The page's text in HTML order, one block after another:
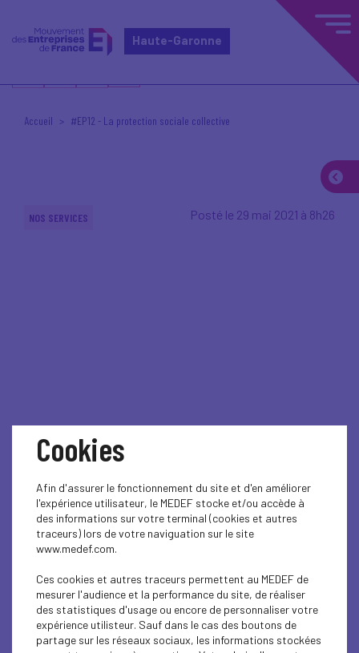
Haute-Garonne
Accueil #EP12 - La protection sociale collective
NOS SERVICES Posté le 29 mai 2021 à 8h26
#EP12 - La protection
sociale collective
Cette semaine dans le podcast des Petits Cailloux,
enregistré dans les studios Elixir, nous aborderons le
thème de la protection sociale collective.
Et plus particulièrement comment appréhender la
Cookies
Afin d'assurer le fonctionnement du site et d'en améliorer
l'expérience utilisateur, le MEDEF stocke et/ou accède à
des informations sur votre terminal (cookies et autres
traceurs) lors de votre naviguation sur le site
www.medef.com.
Ces cookies et autres traceurs permettent au MEDEF de
mesurer l'audience et la performance du site, de réaliser
des statistiques d'usage ou encore de personnaliser votre
expérience utilisteur. Sauf dans le cas des boutons de
partage sur les réseaux sociaux, les informations stockées